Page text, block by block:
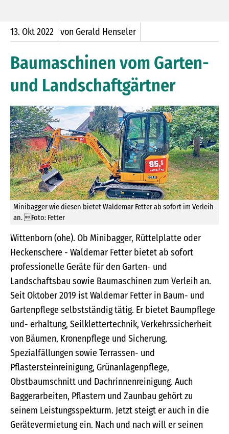
13. Okt2022 von Gerald Henseler
Baumaschinen vom Garten-
und Landschaftgärtner
Minibagger wie diesen bietet Waldemar Fetter ab sofort im Verleih
an. Foto: Fetter
Wittenborn (ohe). Ob Minibagger, Rüttelplatte oder
Heckenschere - Waldemar Fetter bietet ab sofort
professionelle Geräte für den Garten- und
Landschaftsbau sowie Baumaschinen zum Verleih an.
Seit Oktober 2019 ist Waldemar Fetter in Baum- und
Gartenpflege selbstständig tätig. Er bietet Baumpflege
und- erhaltung, Seilklettertechnik, Verkehrssicherheit
von Bäumen, Kronenpflege und Sicherung,
Spezialfällungen sowie Terrassen- und
Pflastersteinreinigung, Grünanlagenpflege,
Obstbaumschnitt und Dachrinnenreinigung. Auch
Baggerarbeiten, Pflastern und Zaunbau gehört zu
seinem Leistungsspekturm. Jetzt steigt er auch in die
Gerätevermietung ein. Nach und nach will er seinen